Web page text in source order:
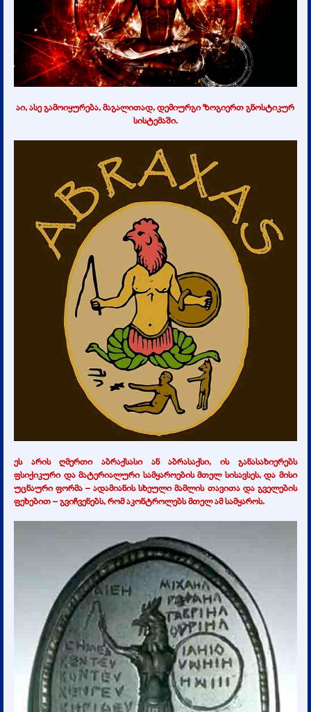
აი, ასე გამოიყურება, მაგალითად, დემიურგი ზოგიერთ გნოსტიკურ
სისტემაში.
ეს არის ღმერთი აბრაქსასი ან აბრასაქსი, ის განასახიერებს
ფსიქიკური და მატერიალური სამყაროების მთელ სისავსეს, და მისი
უცნაური ფორმა – ადამიანის სხეული მამლის თავითა და გველების
ფეხებით – გვიჩვენებს, რომ აკონტროლებს მთელ ამ სამყაროს.